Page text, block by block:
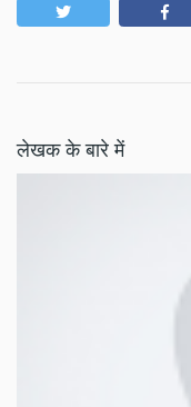
लेखक के बारे में